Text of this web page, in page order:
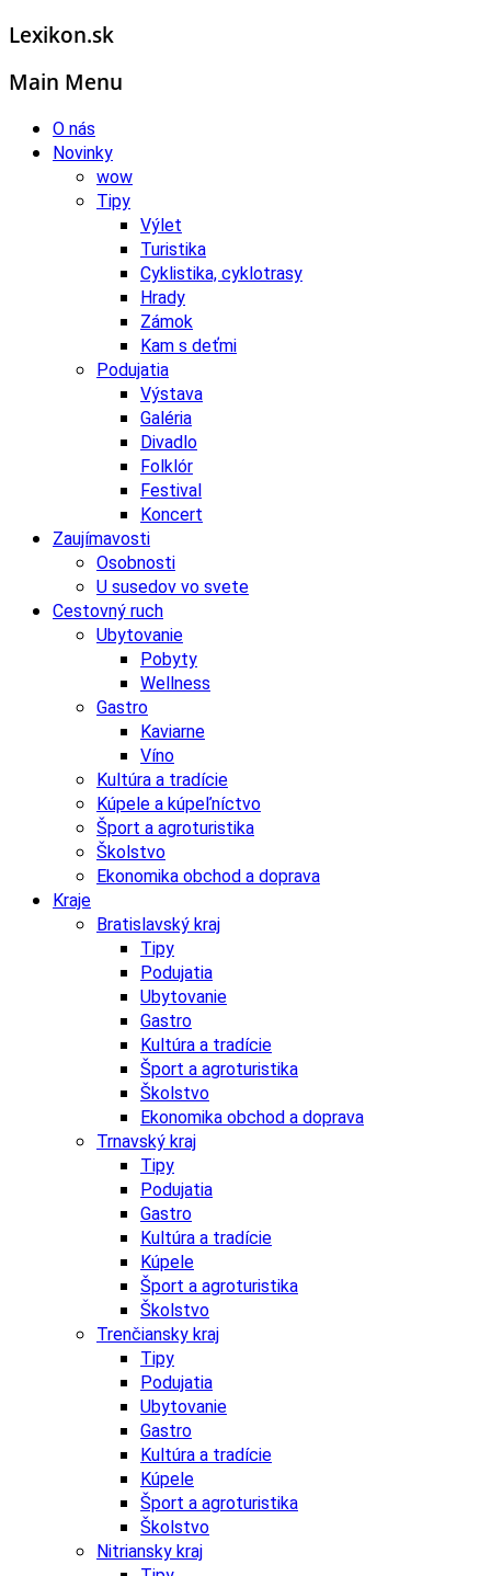
Lexikon.sk
Main Menu
O nás
Novinky
wow
Tipy
Výlet
Turistika
Cyklistika, cyklotrasy
Hrady
Zámok
Kam s deťmi
Podujatia
Výstava
Galéria
Divadlo
Folklór
Festival
Koncert
Zaujímavosti
Osobnosti
U susedov vo svete
Cestovný ruch
Ubytovanie
Pobyty
Wellness
Gastro
Kaviarne
Víno
Kultúra a tradície
Kúpele a kúpeľníctvo
Šport a agroturistika
Školstvo
Ekonomika obchod a doprava
Kraje
Bratislavský kraj
Tipy
Podujatia
Ubytovanie
Gastro
Kultúra a tradície
Šport a agroturistika
Školstvo
Ekonomika obchod a doprava
Trnavský kraj
Tipy
Podujatia
Gastro
Kultúra a tradície
Kúpele
Šport a agroturistika
Školstvo
Trenčiansky kraj
Tipy
Podujatia
Ubytovanie
Gastro
Kultúra a tradície
Kúpele
Šport a agroturistika
Školstvo
Nitriansky kraj